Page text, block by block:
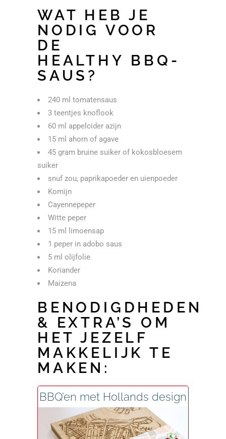
WAT HEB JE
NODIG VOOR
DE
HEALTHY BBQ-
SAUS?
240 ml tomatensaus
3 teentjes knoflook
60 ml appelcider azijn
15 ml ahorn of agave
45 gram bruine suiker of kokosbloesem
suiker
snuf zou, paprikapoeder en uienpoeder
Komijn
Cayennepeper
Witte peper
15 ml limoensap
1 peper in adobo saus
5 ml olijfolie
Koriander
Maizena
BENODIGDHEDEN
& EXTRA’S OM
HET JEZELF
MAKKELIJK TE
MAKEN:
BBQ’en met Hollands design